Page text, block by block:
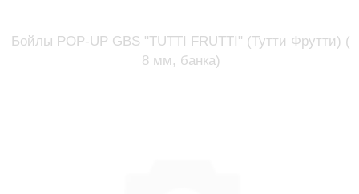
Бойлы POP-UP GBS "TUTTI FRUTTI" (Тутти Фрутти) (
8 мм, банка)